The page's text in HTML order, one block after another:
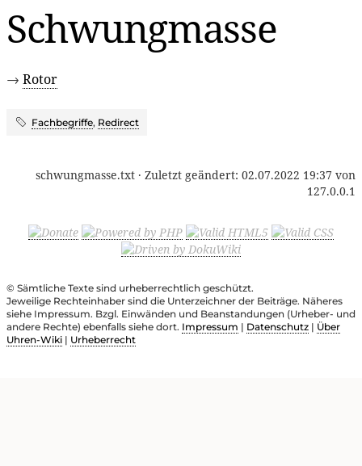
Schwungmasse
→ Rotor
Fachbegriffe, Redirect
schwungmasse.txt · Zuletzt geändert: 02.07.2022 19:37 von
127.0.0.1
© Sämtliche Texte sind urheberrechtlich geschützt.
Jeweilige Rechteinhaber sind die Unterzeichner der Beiträge. Näheres
siehe Impressum. Bzgl. Einwänden und Beanstandungen (Urheber- und
andere Rechte) ebenfalls siehe dort. Impressum | Datenschutz | Über
Uhren-Wiki | Urheberrecht